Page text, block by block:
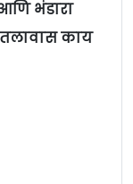
भंडारा
काय